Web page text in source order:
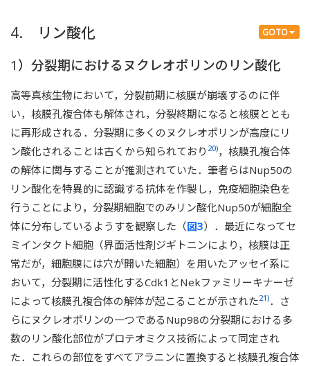
GOTO
4. リン酸化
1）分裂期におけるヌクレオポリンのリン酸化
高等真核生物において，分裂前期に核膜が崩壊するのに伴
い，核膜孔複合体も解体され，分裂終期になると核膜ととも
に再形成される．分裂期に多くのヌクレオポリンが高度にリ
ン酸化されることは古くから知られており 20)，核膜孔複合体
の解体に関与することが推測されていた．筆者らはNup50の
リン酸化を特異的に認識する抗体を作製し，免疫細胞染色を
行うことにより，分裂期細胞でのみリン酸化Nup50が細胞全
体に分布しているようすを観察した（図3）．最近になってセ
ミインタクト細胞（界面活性剤ジギトニンにより，核膜は正
常だが，細胞膜には穴が開いた細胞）を用いたアッセイ系に
おいて，分裂期に活性化するCdk1とNekファミリーキナーゼ
によって核膜孔複合体の解体が起こることが示された21)．さ
らにヌクレオポリンの一つであるNup98の分裂期における多
数のリン酸化部位がプロテオミクス技術によって同定され
た．これらの部位をすべてアラニンに置換すると核膜孔複合体